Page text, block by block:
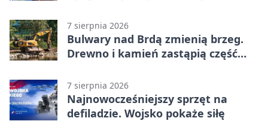
7 sierpnia 2026
Bulwary nad Brdą zmienią brzeg.
Drewno i kamień zastąpią część
7 sierpnia 2026
Najnowocześniejszy sprzęt na
defiladzie. Wojsko pokaże siłę